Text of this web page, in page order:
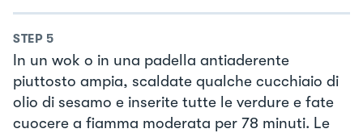
STEP 5
In un wok o in una padella antiaderente
piuttosto ampia, scaldate qualche cucchiaio di
olio di sesamo e inserite tutte le verdure e fate
cuocere a fiamma moderata per 78 minuti. Le